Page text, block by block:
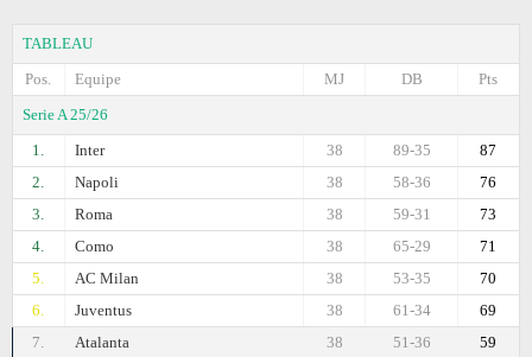
TABLEAU
Pos.
Equipe Pts
DB
MJ
Serie A 25/26
1.
Inter 87
89-35
38
2.
Napoli 76
58-36
38
3.
Roma 73
59-31
38
4.
Como 71
65-29
38
5.
AC Milan 70
53-35
38
6.
Juventus 69
61-34
38
7.
Atalanta 59
51-36
38